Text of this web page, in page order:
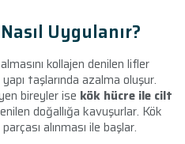
Uygulanır?
kollajen denilen lifler
taşlarında azalma oluşur.
bireyler ise kök hücre ile cilt
doğallığa kavuşurlar. Kök
alınması ile başlar.